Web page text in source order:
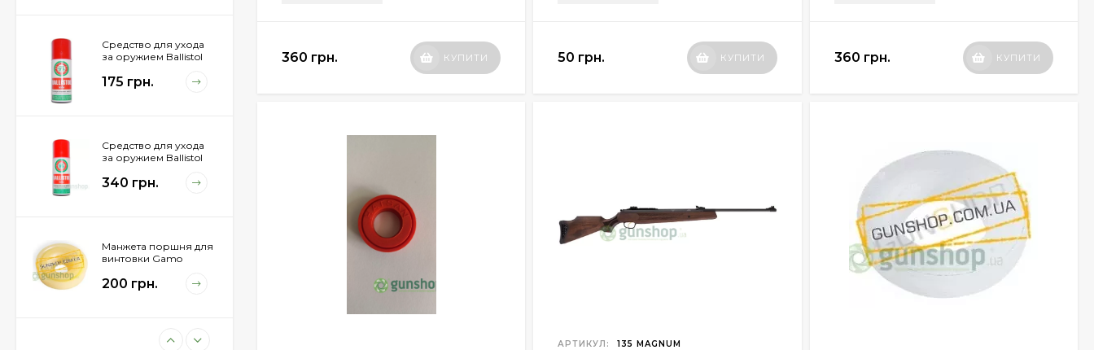
360 грн. КУПИТИ 50 грн. КУПИТИ 360 грн. КУПИТИ
АРТИКУЛ: 135 MAGNUM
Средство для ухода
за оружием Ballistol
175 грн.
Средство для ухода
за оружием Ballistol
340 грн.
Манжета поршня для
винтовки Gamo
200 грн.